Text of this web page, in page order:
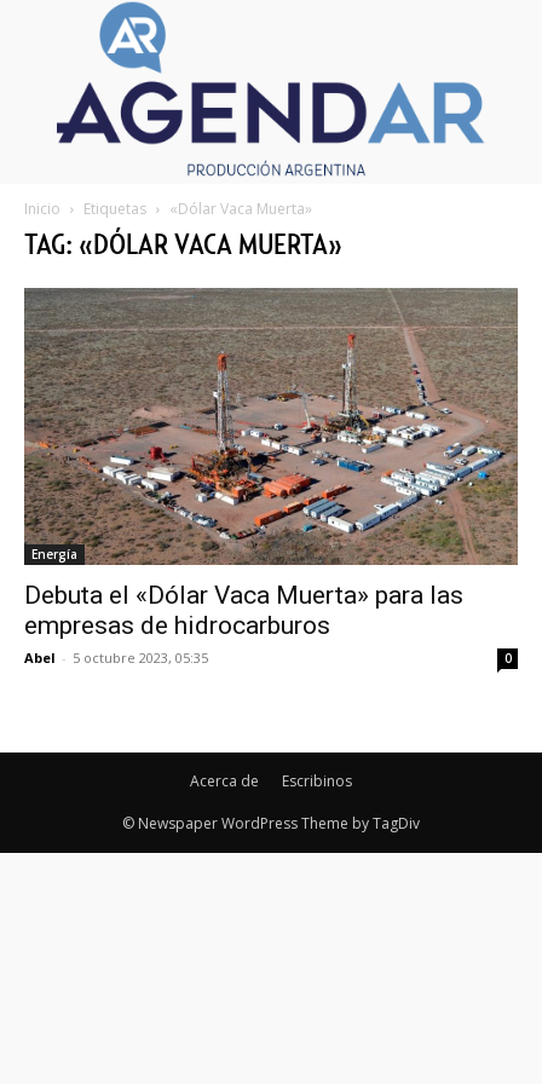
Inicio Etiquetas «Dólar Vaca Muerta»
TAG: «DÓLAR VACA MUERTA»
Energía
Debuta el «Dólar Vaca Muerta» para las
empresas de hidrocarburos
Abel - 5 octubre 2023, 05:35 0
Acerca de Escribinos
© Newspaper WordPress Theme by TagDiv